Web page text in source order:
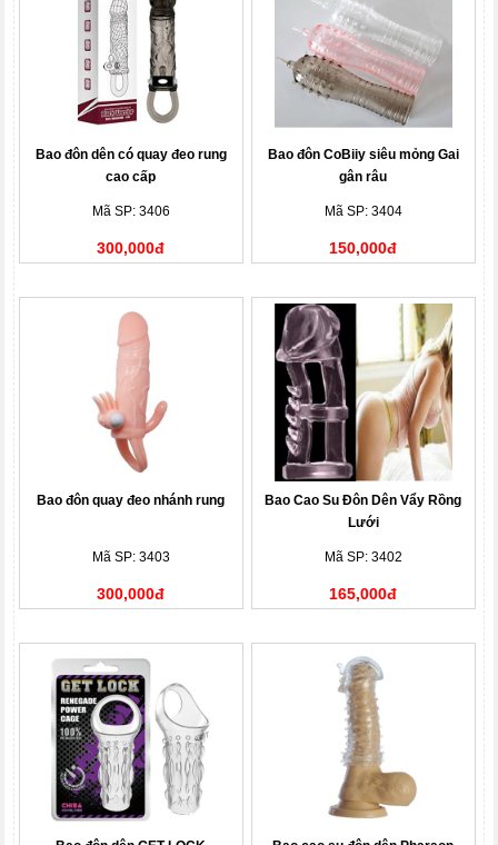
Bao đôn dên có quay đeo rung
cao cấp
Mã SP: 3406
300,000đ
Bao đôn CoBiiy siêu mỏng Gai
gân râu
Mã SP: 3404
150,000đ
Bao đôn quay đeo nhánh rung
Mã SP: 3403
300,000đ
Bao Cao Su Đôn Dên Vẩy Rồng
Lưới
Mã SP: 3402
165,000đ